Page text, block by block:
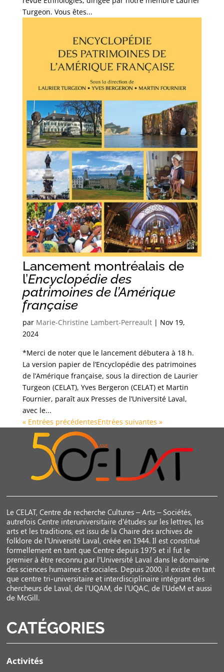
Turgeon. Vous êtes...
Lancement montréalais de
l’Encyclopédie des
patrimoines de l’Amérique
française
par Marie-Christine Lambert-Perreault| Nov 19,
2024
*Merci de noter que le lancement débutera à 18 h.
La version papier de l’Encyclopédie des patrimoines
de l’Amérique française, sous la direction de Laurier
Turgeon (CELAT), Yves Bergeron (CELAT) et Martin
Fournier, paraît aux Presses de l’Université Laval,
avec le...
« Entrées précédentesEntrées suivantes »
Le CELAT, Centre de recherche Cultures – Arts – Sociétés,
autrefois Centre interuniversitaire d’études sur les lettres, les
arts et les traditions, est issu de la Chaire des archives de
folklore de l’Université Laval, créée en 1944. Il est constitué
formellement en tant que Centre depuis 1975 et il fut le
premier à être reconnu par l’Université Laval dans le domaine
des sciences humaines et sociales. Depuis 2000, il existe en tant
que centre tri-universitaire et interdisciplinaire intégrant des
chercheurs de Laval, de l’UQAM, de l’UQAC, de l’UdeM et aussi
de McGill.
CATÉGORIES
Activités